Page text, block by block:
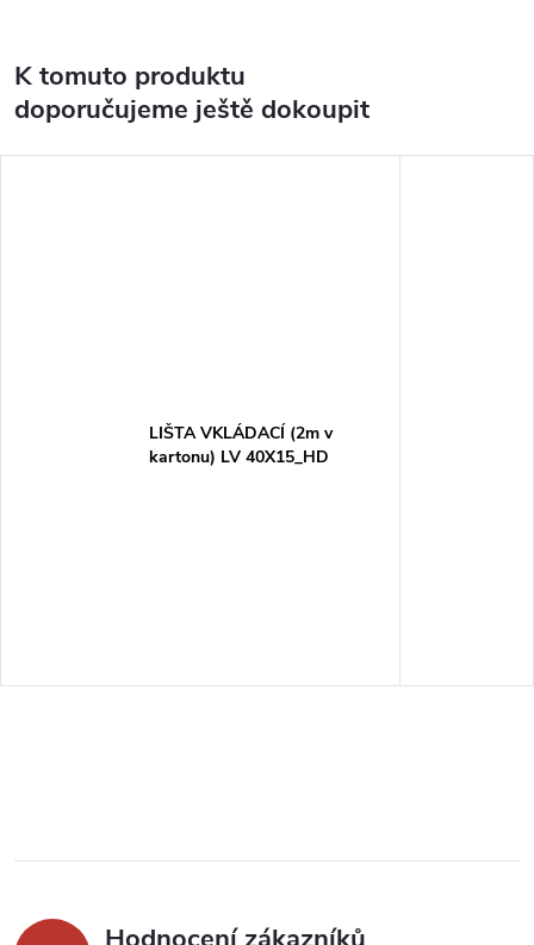
K tomuto produktu
doporučujeme ještě dokoupit
LIŠTA VKLÁDACÍ (2m v
kartonu) LV 40X15_HD